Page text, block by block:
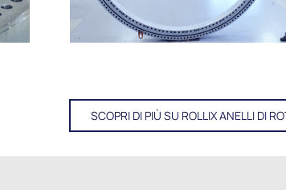
SCOPRI DI PIÙ SU ROLLIX ANELLI DI